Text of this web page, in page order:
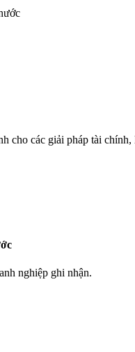
cho các giải pháp tài
nghiệp ghi nhận.